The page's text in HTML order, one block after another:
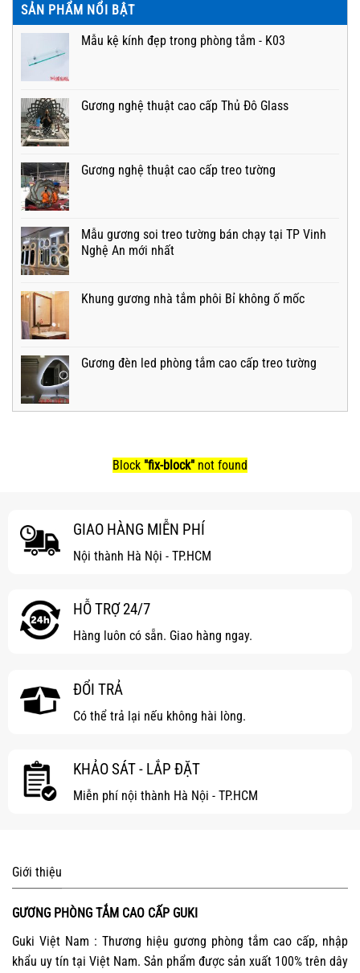
SẢN PHẨM NỔI BẬT
Mẫu kệ kính đẹp trong phòng tắm - K03
Gương nghệ thuật cao cấp Thủ Đô Glass
Gương nghệ thuật cao cấp treo tường
Mẫu gương soi treo tường bán chạy tại TP Vinh
Nghệ An mới nhất
Khung gương nhà tắm phôi Bỉ không ố mốc
Gương đèn led phòng tắm cao cấp treo tường
Block "fix-block" not found
GIAO HÀNG MIỄN PHÍ
Nội thành Hà Nội - TP.HCM
HỖ TRỢ 24/7
Hàng luôn có sẵn. Giao hàng ngay.
ĐỔI TRẢ
Có thể trả lại nếu không hài lòng.
KHẢO SÁT - LẮP ĐẶT
Miễn phí nội thành Hà Nội - TP.HCM
Giới thiệu
GƯƠNG PHÒNG TẮM CAO CẤP GUKI
Guki Việt Nam : Thương hiệu gương phòng tắm cao cấp, nhập
khẩu uy tín tại Việt Nam. Sản phẩm được sản xuất 100% trên dây